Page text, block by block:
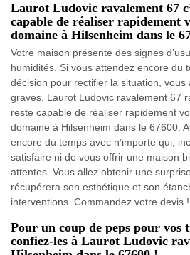
Laurot Ludovic ravalement 67
capable de réaliser rapidement
domaine à Hilsenheim dans le
Votre maison présente des signes
humidités. Si vous attendez encore du
décision pour rectifier la situation,
graves. Laurot Ludovic ravalement 67
reste capable de réaliser rapidement
domaine à Hilsenheim dans le 67600.
encore du temps avec n’importe qui,
satisfaire ni de vous offrir une maison
attentes. Vous allez obtenir une
récupérera son esthétique et son
interventions. Commandez votre devis !
Pour un coup de peps pour vos
confiez-les à Laurot Ludovic